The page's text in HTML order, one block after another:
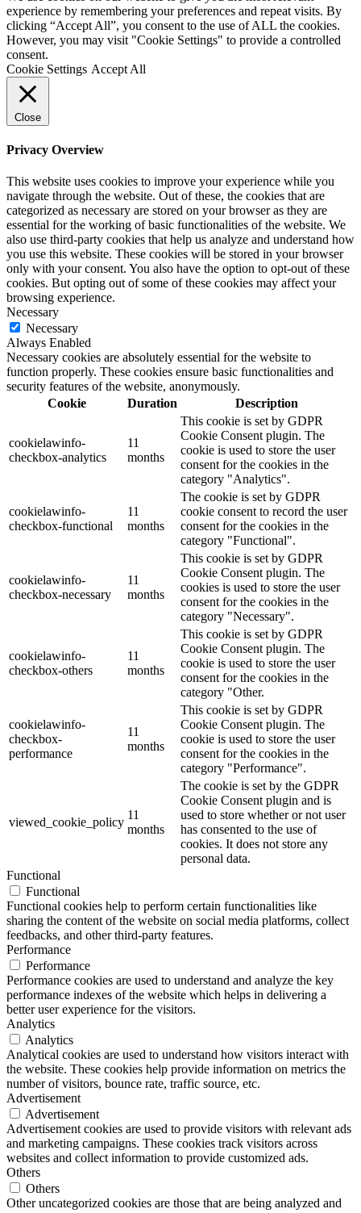
experience by remembering your preferences and repeat visits. By
clicking “Accept All”, you consent to the use of ALL the cookies.
However, you may visit "Cookie Settings" to provide a controlled
consent.
Cookie Settings Accept All
Close
Privacy Overview
This website uses cookies to improve your experience while you
navigate through the website. Out of these, the cookies that are
categorized as necessary are stored on your browser as they are
essential for the working of basic functionalities of the website. We
also use third-party cookies that help us analyze and understand how
you use this website. These cookies will be stored in your browser
only with your consent. You also have the option to opt-out of these
cookies. But opting out of some of these cookies may affect your
browsing experience.
Necessary
Necessary
Always Enabled
Necessary cookies are absolutely essential for the website to
function properly. These cookies ensure basic functionalities and
security features of the website, anonymously.
Cookie
Duration Description
cookielawinfo-
checkbox-analytics
11
months
This cookie is set by GDPR
Cookie Consent plugin. The
cookie is used to store the user
consent for the cookies in the
category "Analytics".
cookielawinfo-
checkbox-functional
11
months
The cookie is set by GDPR
cookie consent to record the user
consent for the cookies in the
category "Functional".
cookielawinfo-
checkbox-necessary
11
months
This cookie is set by GDPR
Cookie Consent plugin. The
cookies is used to store the user
consent for the cookies in the
category "Necessary".
cookielawinfo-
checkbox-others
11
months
This cookie is set by GDPR
Cookie Consent plugin. The
cookie is used to store the user
consent for the cookies in the
category "Other.
cookielawinfo-
checkbox-
performance
11
months
This cookie is set by GDPR
Cookie Consent plugin. The
cookie is used to store the user
consent for the cookies in the
category "Performance".
viewed_cookie_policy
11
months
The cookie is set by the GDPR
Cookie Consent plugin and is
used to store whether or not user
has consented to the use of
cookies. It does not store any
personal data.
Functional
Functional
Functional cookies help to perform certain functionalities like
sharing the content of the website on social media platforms, collect
feedbacks, and other third-party features.
Performance
Performance
Performance cookies are used to understand and analyze the key
performance indexes of the website which helps in delivering a
better user experience for the visitors.
Analytics
Analytics
Analytical cookies are used to understand how visitors interact with
the website. These cookies help provide information on metrics the
number of visitors, bounce rate, traffic source, etc.
Advertisement
Advertisement
Advertisement cookies are used to provide visitors with relevant ads
and marketing campaigns. These cookies track visitors across
websites and collect information to provide customized ads.
Others
Others
Other uncategorized cookies are those that are being analyzed and